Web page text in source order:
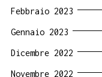
Febbraio 2023
Gennaio 2023
Dicembre 2022
Novembre 2022